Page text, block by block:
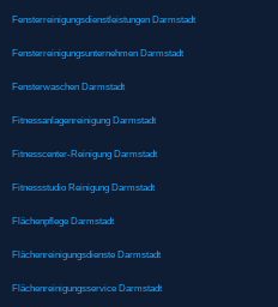
Fensterreinigungsdienstleistungen Darmstadt
Fensterreinigungsunternehmen Darmstadt
Fensterwaschen Darmstadt
Fitnessanlagenreinigung Darmstadt
Fitnesscenter-Reinigung Darmstadt
Fitnessstudio Reinigung Darmstadt
Flächenpflege Darmstadt
Flächenreinigungsdienste Darmstadt
Flächenreinigungsservice Darmstadt